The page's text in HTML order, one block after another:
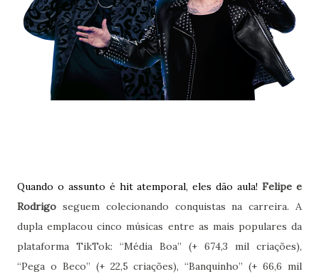
Quando o assunto é hit atemporal, eles dão aula!Felipe e
Rodrigo seguem colecionando conquistas na carreira. A
dupla emplacou cinco músicas entre as mais populares da
plataforma TikTok: “Média Boa” (+ 674,3 mil criações),
“Pega o Beco” (+ 22,5 criações), “Banquinho” (+ 66,6 mil